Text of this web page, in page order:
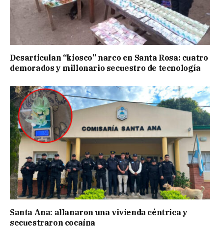
Desarticulan “kiosco” narco en Santa Rosa: cuatro
demorados y millonario secuestro de tecnología
Santa Ana: allanaron una vivienda céntrica y
secuestraron cocaína